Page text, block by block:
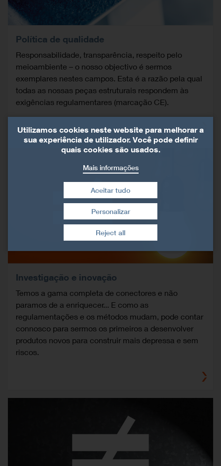
Política de qualidade
Responsabilidade, transparência, respeito pelo
meioambiente – o nosso objectivo é sermos
exemplares nestes campos. Esta é a razão pela qual
todas as nossas peças estruturais respondem às
exigências regulamentares (marcação CE).
Investigação e inovação
Temos a gama completa de conectores e não
paramos de a enriquecer... E como as
regulamentações e os métodos mudam, pode contar
connosco para sermos os primeiros a desenvolver
produtos novos para construir mais depressa e sem
riscos.
Utilizamos cookies neste website para melhorar a
sua experiência de utilizador. Você pode definir
quais cookies são usados.
Mais informações
Reject all
Aceitar tudo
Retirar consentimento
Personalizar